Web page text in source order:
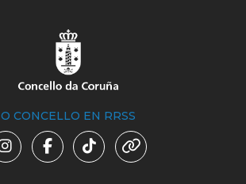
O CONCELLO EN RRSS